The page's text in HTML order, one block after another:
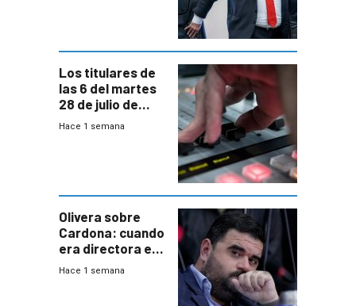
Los titulares de
las 6 del martes
28 de julio de
2026
Hace 1 semana
Olivera sobre
Cardona: cuando
era directora en
UTE “no era muy
Hace 1 semana